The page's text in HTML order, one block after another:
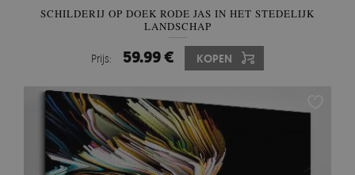
SCHILDERIJ OP DOEK RODE JAS IN HET STEDELIJK
LANDSCHAP
Prijs: 59.99 € KOPEN